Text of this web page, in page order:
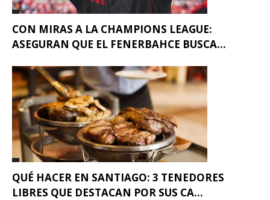
CON MIRAS A LA CHAMPIONS LEAGUE:
ASEGURAN QUE EL FENERBAHCE BUSCA...
QUÉ HACER EN SANTIAGO: 3 TENEDORES
LIBRES QUE DESTACAN POR SUS CA...